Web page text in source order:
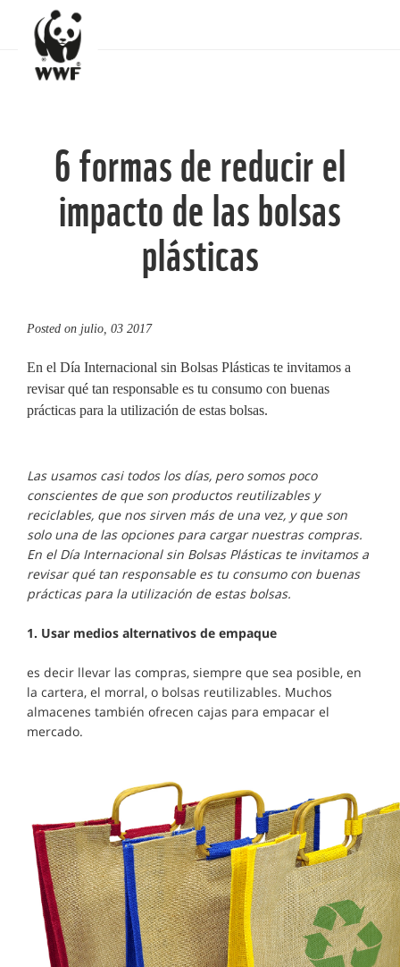
6 formas de reducir el
impacto de las bolsas
plásticas
Posted on julio, 03 2017
En el Día Internacional sin Bolsas Plásticas te invitamos a
revisar qué tan responsable es tu consumo con buenas
prácticas para la utilización de estas bolsas.
Las usamos casi todos los días, pero somos poco
conscientes de que son productos reutilizables y
reciclables, que nos sirven más de una vez, y que son
solo una de las opciones para cargar nuestras compras.
En el Día Internacional sin Bolsas Plásticas te invitamos a
revisar qué tan responsable es tu consumo con buenas
prácticas para la utilización de estas bolsas.
1. Usar medios alternativos de empaque
es decir llevar las compras, siempre que sea posible, en
la cartera, el morral, o bolsas reutilizables. Muchos
almacenes también ofrecen cajas para empacar el
mercado.